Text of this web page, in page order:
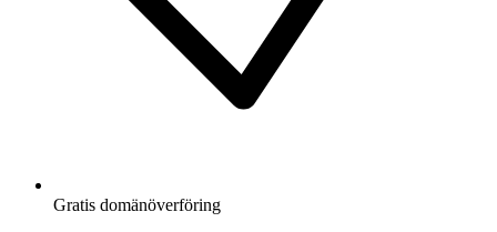
Gratis domänöverföring